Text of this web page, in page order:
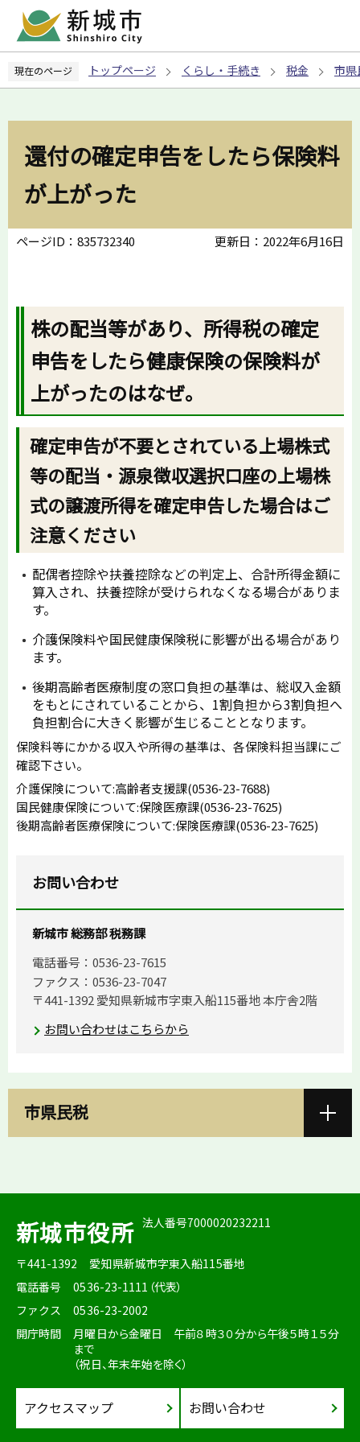
ペ
の
現在のページ トップページ くらし・手続き 税金 市県
還付の確定申告をしたら保険料
が上がった
ページID：835732340 更新日：2022年6月16日
株の配当等があり、所得税の確定
申告をしたら健康保険の保険料が
上がったのはなぜ。
確定申告が不要とされている上場株式
等の配当・源泉徴収選択口座の上場株
式の譲渡所得を確定申告した場合はご
注意ください
配偶者控除や扶養控除などの判定上、合計所得金額に
算入され、扶養控除が受けられなくなる場合がありま
す。
介護保険料や国民健康保険税に影響が出る場合があり
ます。
後期高齢者医療制度の窓口負担の基準は、総収入金額
をもとにされていることから、1割負担から3割負担へ
負担割合に大きく影響が生じることとなります。
保険料等にかかる収入や所得の基準は、各保険料担当課にご
確認下さい。
介護保険について:高齢者支援課(0536-23-7688)
国民健康保険について:保険医療課(0536-23-7625)
後期高齢者医療保険について:保険医療課(0536-23-7625)
お問い合わせ
新城市 総務部 税務課
電話番号：0536-23-7615
ファクス：0536-23-7047
〒441-1392 愛知県新城市字東入船115番地 本庁舎2階
お問い合わせはこちらから
市県民税
新城市役所 法人番号7000020232211
〒441-1392
愛知県新城市字東入船115番地
電話番号
0536-23-1111（代表）
ファクス
0536-23-2002
開庁時間
月曜日から金曜日 午前８時３０分から午後５時１５分
まで
（祝日、年末年始を除く）
アクセスマップ お問い合わせ